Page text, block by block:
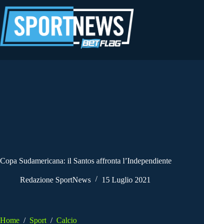
al
contenuto
Copa Sudamericana: il Santos affronta l’Independiente
Redazione SportNews 15 Luglio 2021
Home / Sport / Calcio